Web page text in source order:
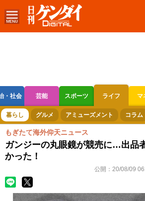
・社会 芸能 スポーツ ライフ マ
ボートレース 競輪 オートレース
暮らし グルメ アミューズメント コラム
もぎたて海外仰天ニュース
ガンジーの丸眼鏡が競売に…出品
かった！
公開： 20/08/09